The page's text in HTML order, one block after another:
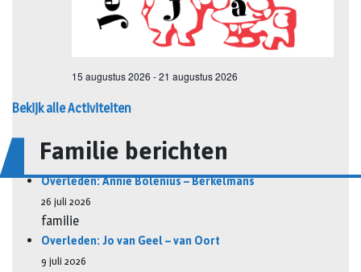
Bekijk alle Activiteiten
Familie berichten
Overleden: Annie Bolenius – Berkelmans
26 juli 2026
familie
Overleden: Jo van Geel – van Oort
9 juli 2026